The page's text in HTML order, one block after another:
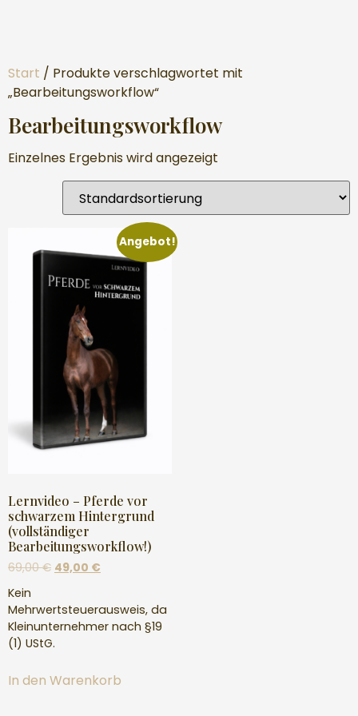
Start / Produkte verschlagwortet mit
„Bearbeitungsworkflow“
Bearbeitungsworkflow
Einzelnes Ergebnis wird angezeigt
Angebot!
Lernvideo – Pferde vor
schwarzem Hintergrund
(vollständiger
Bearbeitungsworkflow!)
69,00€ 49,00 €
Kein
Mehrwertsteuerausweis, da
Kleinunternehmer nach §19
(1) UStG.
In den Warenkorb